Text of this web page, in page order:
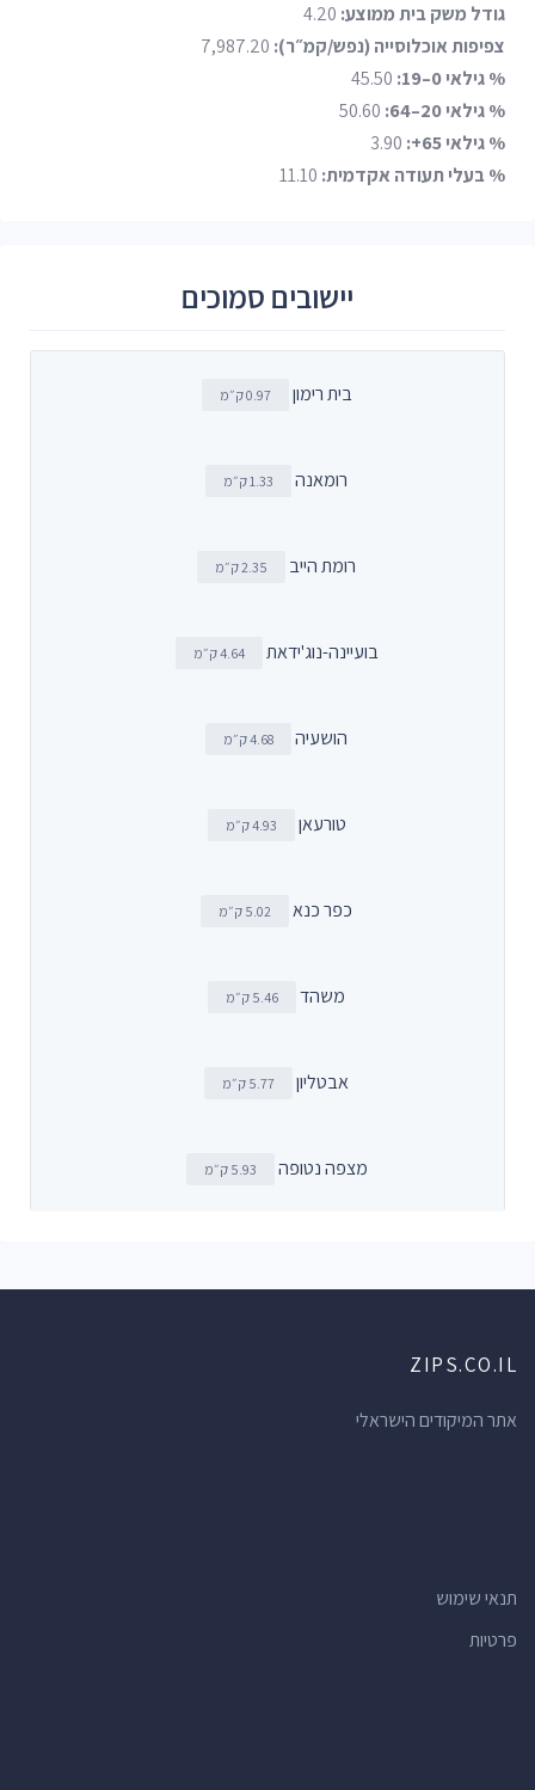
גודל משק בית ממוצע:
צפיפות אוכלוסייה (נפש/קמ״ר):
% גילאי 0–19:
% גילאי 20–64:
% גילאי 65+:
% בעלי תעודה אקדמית:
יישובים סמוכים
בית רימון 0.97 ק״מ
רומאנה 1.33 ק״מ
רומת הייב 2.35 ק״מ
בועיינה-נוג'ידאת 4.64 ק״מ
הושעיה 4.68 ק״מ
טורעאן 4.93 ק״מ
כפר כנא 5.02 ק״מ
משהד 5.46 ק״מ
אבטליון 5.77 ק״מ
מצפה נטופה 5.93 ק״מ
ZIPS.CO.IL
אתר המיקודים הישראלי
תנאי שימוש
פרטיות